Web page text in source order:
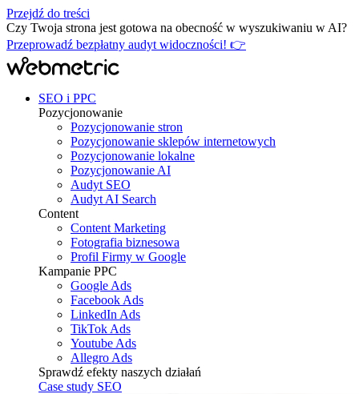
Przejdź do treści
Czy Twoja strona jest gotowa na obecność w wyszukiwaniu w AI?
Przeprowadź bezpłatny audyt widoczności! 👉
SEO i PPC
Pozycjonowanie
Pozycjonowanie stron
Pozycjonowanie sklepów internetowych
Pozycjonowanie lokalne
Pozycjonowanie AI
Audyt SEO
Audyt AI Search
Content
Content Marketing
Fotografia biznesowa
Profil Firmy w Google
Kampanie PPC
Google Ads
Facebook Ads
LinkedIn Ads
TikTok Ads
Youtube Ads
Allegro Ads
Sprawdź efekty naszych działań
Case study SEO